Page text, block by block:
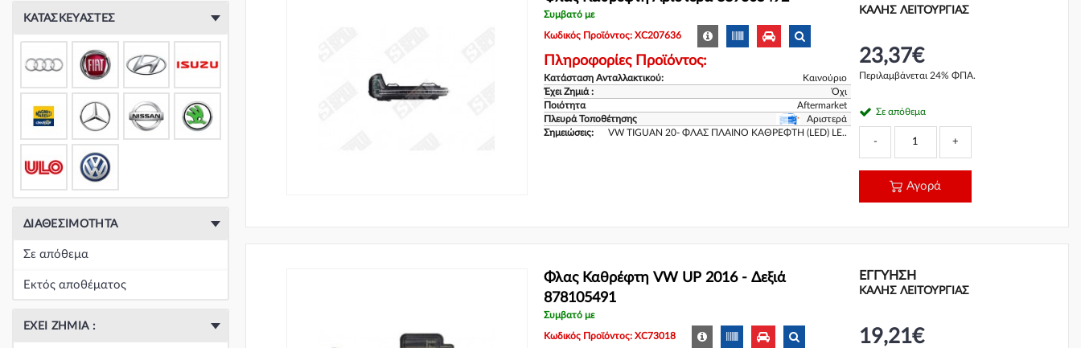
ΚΑΤΑΣΚΕΥΑΣΤΈΣ
ΔΙΑΘΕΣΙΜΌΤΗΤΑ
Σε απόθεμα
Εκτός αποθέματος
ΈΧΕΙ ΖΗΜΙΆ :
Συμβατό με
Κωδικός Προϊόντος: XC207636
Πληροφορίες Προϊόντος:
Κατάσταση Ανταλλακτικού:
Καινούριο
Έχει Ζημιά :
Όχι
Ποιότητα
Aftermarket
Πλευρά Τοποθέτησης
Αριστερά
Σημειώσεις:
VW TIGUAN 20- ΦΛΑΣ ΠΛΑΙΝΟ ΚΑΘΡΕΦΤΗ (LED) LE..
ΚΑΛΗΣ ΛΕΙΤΟΥΡΓΙΑΣ
23,37€
Περιλαμβάνεται 24% ΦΠΑ.
Σε απόθεμα
- +
Αγορά
Φλας Καθρέφτη VW UP 2016 - Δεξιά
878105491
Συμβατό με
Κωδικός Προϊόντος: XC73018
ΕΓΓΎΗΣΗ
ΚΑΛΗΣ ΛΕΙΤΟΥΡΓΙΑΣ
19,21€